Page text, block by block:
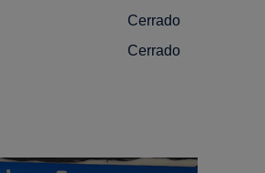
Cerrado
Cerrado